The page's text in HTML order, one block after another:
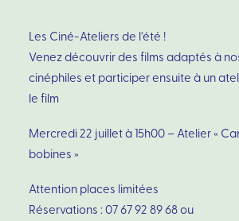
Les Ciné-Ateliers de l’été !
Venez découvrir des films adaptés à
cinéphiles et participer ensuite à un
le film
Mercredi 22 juillet à 15h00 – Atelier «
bobines »
Attention places limitées
Réservations : 07 67 92 89 68 ou